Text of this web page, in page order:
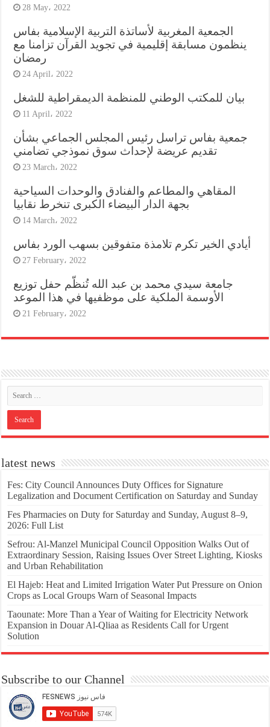
28 May، 2022
الجمعية المغربية لأساتذة التربية الإسلامية بفاس
ينظمون مسابقة إقليمية في تجويد القرآن تزامنا مع
رمضان
24 April، 2022
بيان للمكتب الوطني للمنظمة الديمقراطية للشغل
11 April، 2022
جمعية بفاس تراسل رئيس المجلس الجماعي بشأن
تقديم عريضة لإحداث سوق نموذجي تضامني
23 March، 2022
المقاهي والمطاعم والفنادق والوحدات السياحية
بجهة الدار البيضاء الكبرى تنخرط نقابيا
14 March، 2022
أيادي الخير تكرم تلامذة متفوقين بسهب الورد بفاس
27 February، 2022
جامعة سيدي محمد بن عبد الله تُنظّم حفل توزيع
الأوسمة الملكية على موظفيها في هذا الموعد
21 February، 2022
latest news
Fes: City Council Announces Duty Offices for Signature
Legalization and Document Certification on Saturday and Sunday
Fes Pharmacies on Duty for Saturday and Sunday, August 8–9,
2026: Full List
Sefrou: Al-Manzel Municipal Council Opposition Walks Out of
Extraordinary Session, Raising Issues Over Street Lighting, Kiosks
and Urban Rehabilitation
El Hajeb: Heat and Limited Irrigation Water Put Pressure on Onion
Crops as Local Groups Warn of Seasonal Impacts
Taounate: More Than a Year of Waiting for Electricity Network
Expansion in Douar Al-Qliaa as Residents Call for Urgent
Solution
Subscribe to our Channel